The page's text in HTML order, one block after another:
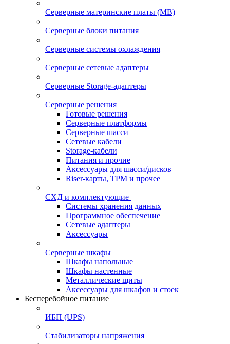
Серверные материнские платы (MB)
Серверные блоки питания
Серверные системы охлаждения
Серверные сетевые адаптеры
Серверные Storage-адаптеры
Серверные решения
Готовые решения
Серверные платформы
Серверные шасси
Сетевые кабели
Storage-кабели
Питания и прочие
Аксессуары для шасси/дисков
Riser-карты, TPM и прочее
СХД и комплектующие
Системы хранения данных
Программное обеспечение
Сетевые адаптеры
Аксессуары
Серверные шкафы
Шкафы напольные
Шкафы настенные
Металлические щиты
Аксессуары для шкафов и стоек
Бесперебойное питание
ИБП (UPS)
Стабилизаторы напряжения